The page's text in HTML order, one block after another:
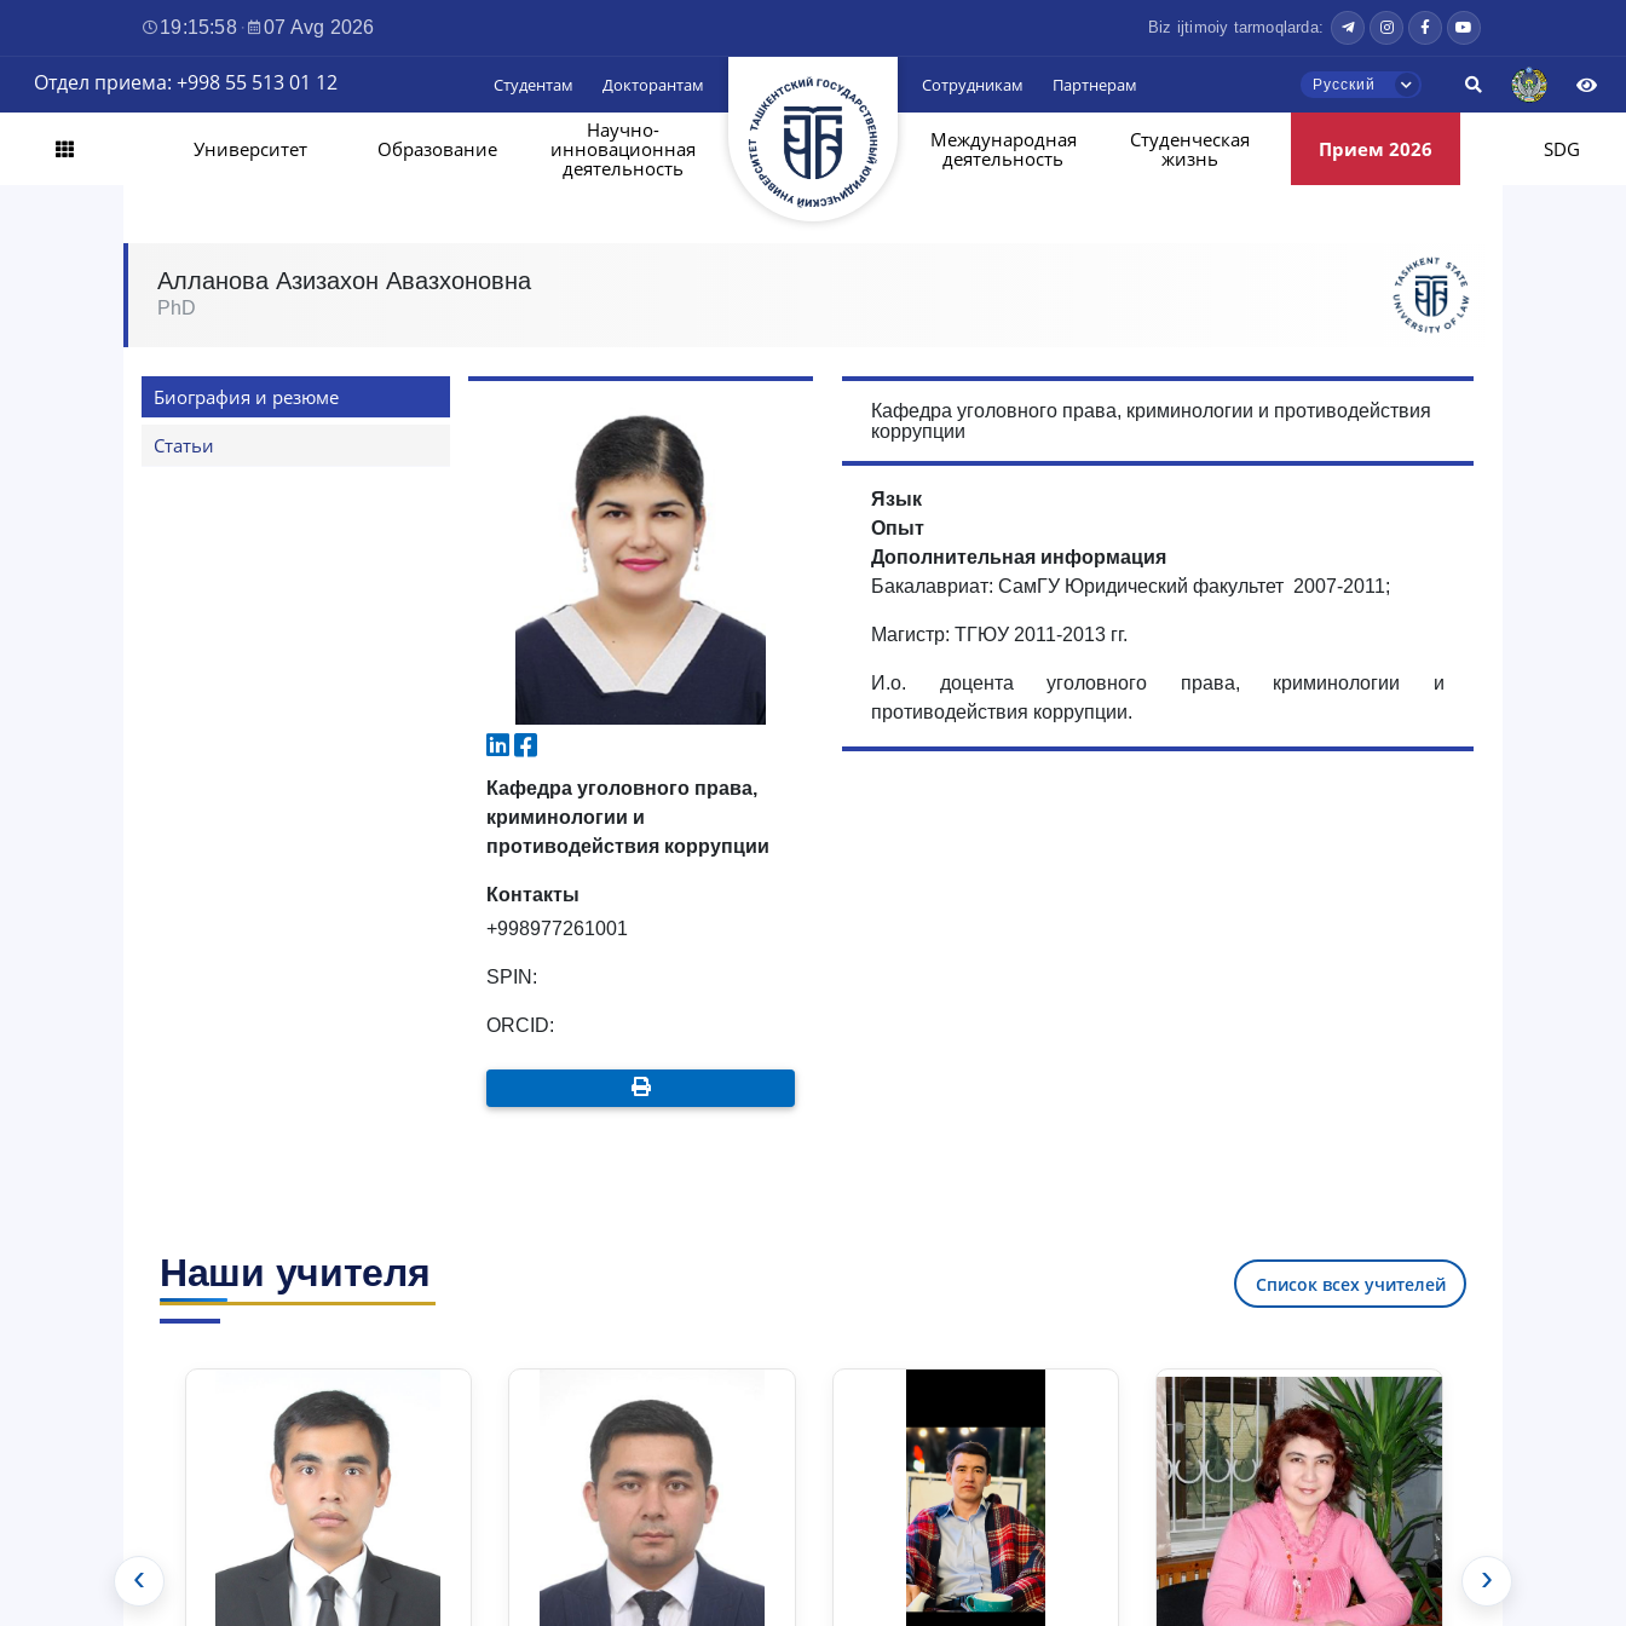
19:15:59 · 07 Avg 2026 Biz ijtimoiy tarmoqlarda:
Отдел приема: +998 55 513 01 12 Студентам Докторантам Сотрудникам Партнерам Русский
Университет Образование
Научно-
инновационная
деятельность
Международная
деятельность
Студенческая
жизнь
Прием 2026 SDG
Алланова Азизахон Авазхоновна
PhD
Биография и резюме
Статьи
Кафедра уголовного права,
криминологии и
противодействия коррупции
Контакты
+998977261001
SPIN:
ORCID:
Кафедра уголовного права, криминологии и противодействия
коррупции
Язык
Опыт
Дополнительная информация
Бакалавриат: СамГУ Юридический факультет 2007-2011;
Магистр: ТГЮУ 2011-2013 гг.
И.о. доцента уголовного права, криминологии и
противодействия коррупции.
Наши учителя Список всех учителей
‹ ›
Здравствуйте! Добро пожаловать в
чат приёмной комиссии ТГЮУ.
Оставляйте здесь свои обращения
по вопросам приёма.